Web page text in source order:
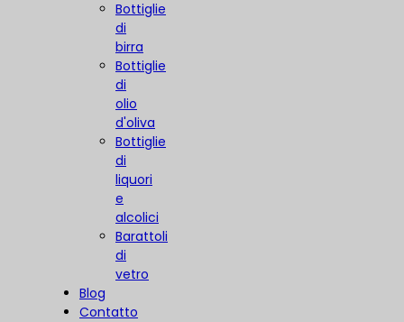
Bottiglie
di
birra
Bottiglie
di
olio
d'oliva
Bottiglie
di
liquori
e
alcolici
Barattoli
di
vetro
Blog
Contatto